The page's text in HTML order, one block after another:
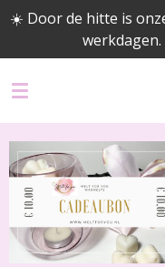
Ga
naar
de
☀️ Door de hitte is